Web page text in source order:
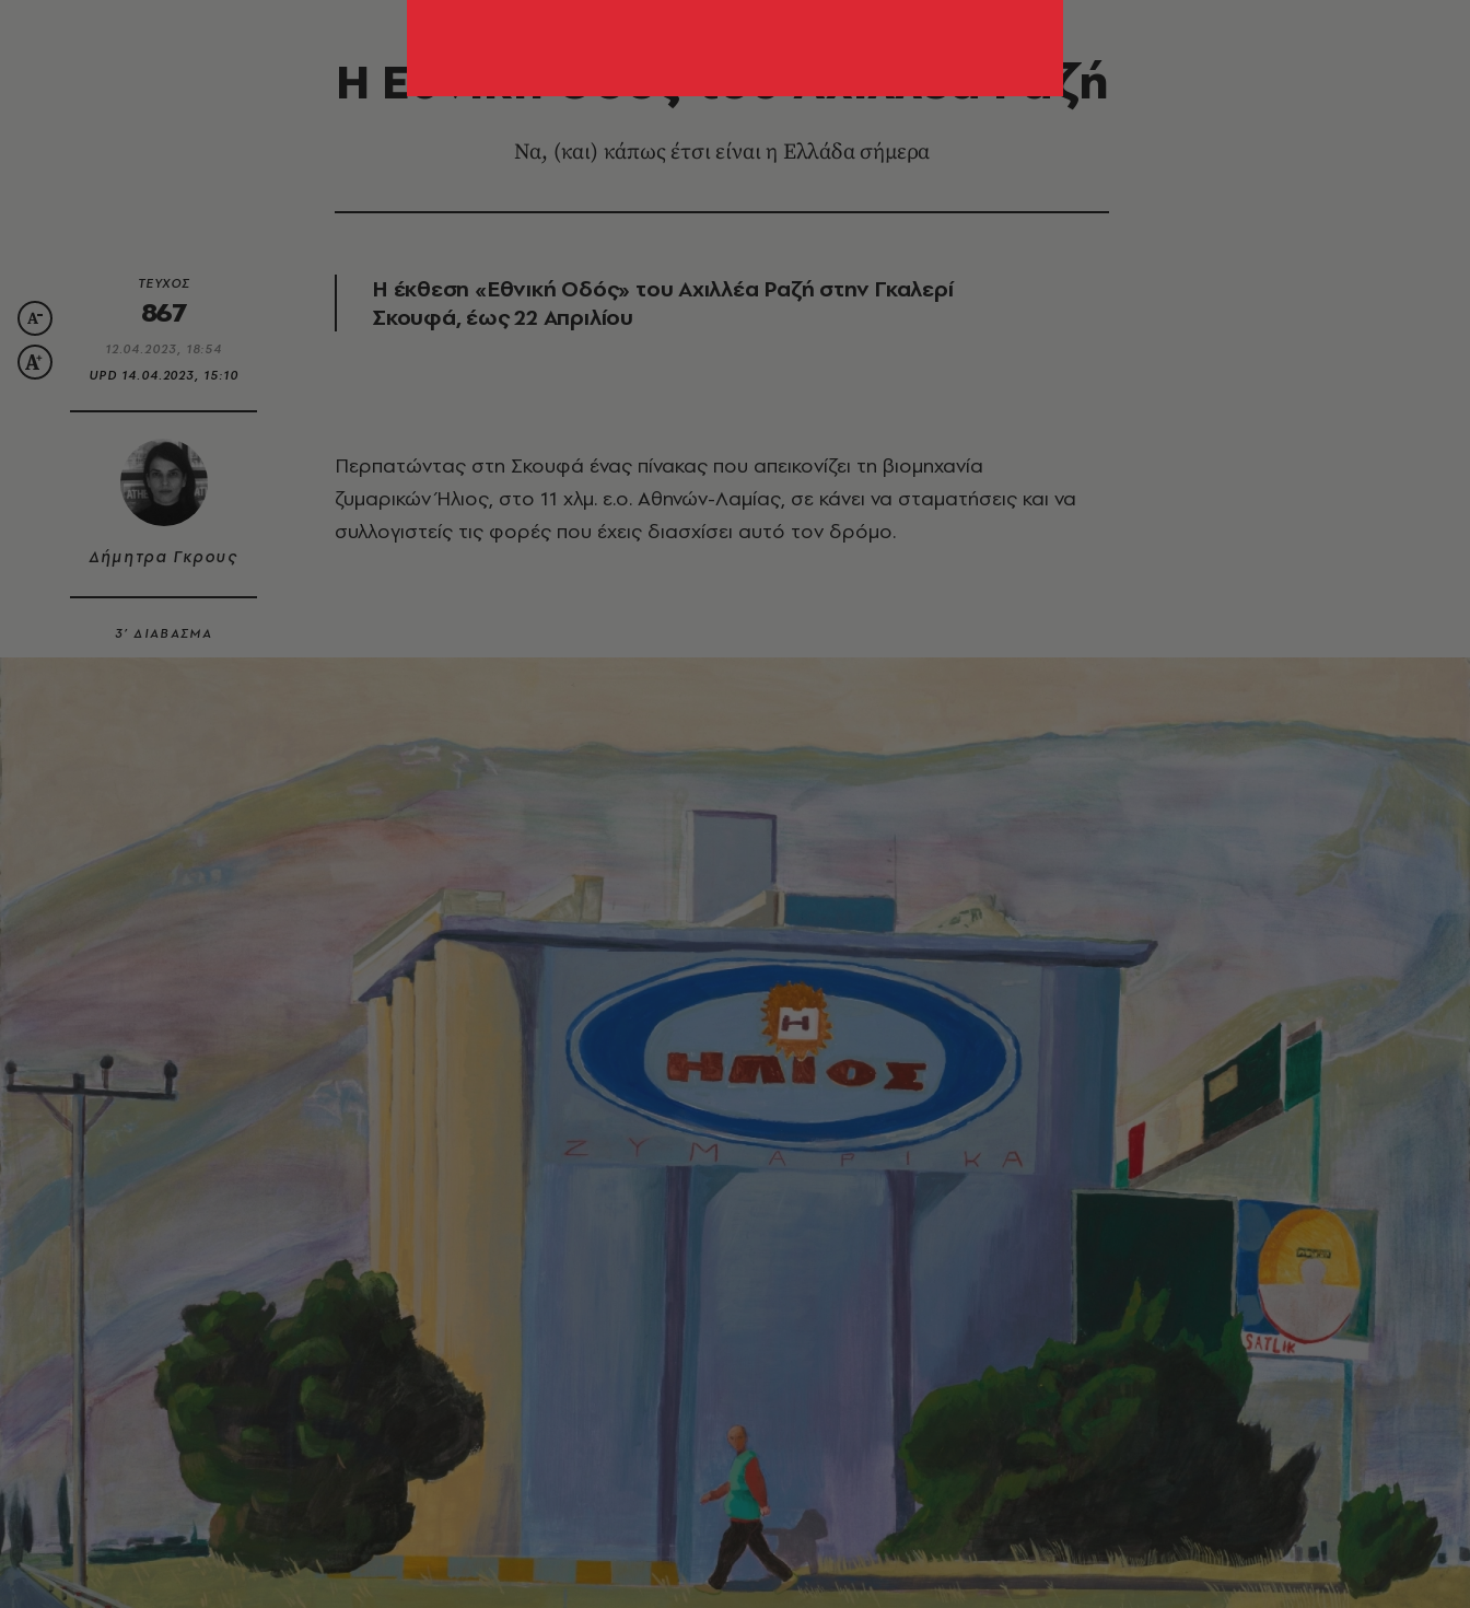
Η Εθνική Οδός του Αχιλλέα Ραζή
Να, (και) κάπως έτσι είναι η Ελλάδα σήμερα
ΤΕΥΧΟΣ
867
12.04.2023, 18:54
UPD 14.04.2023, 15:10
Δήμητρα Γκρους
3’ ΔΙΑΒΑΣΜΑ
Η έκθεση «Εθνική Οδός» του Αχιλλέα Ραζή στην Γκαλερί
Σκουφά, έως 22 Απριλίου
Περπατώντας στη Σκουφά ένας πίνακας που απεικονίζει τη βιομηχανία
ζυμαρικών Ήλιος, στo 11 χλμ. ε.ο. Αθηνών-Λαμίας, σε κάνει να σταματήσεις και να
συλλογιστείς τις φορές που έχεις διασχίσει αυτό τον δρόμο.